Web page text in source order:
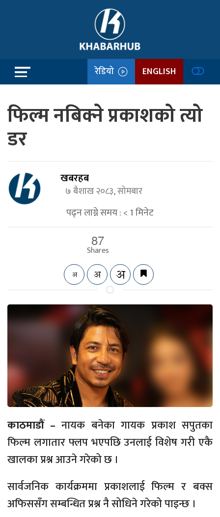
रेडियो ENGLISH
फिल्म नबिक्ने प्रकाशको त्यो
डर
खबरहब
७ बैशाख २०८३, सोमबार
पढ्न लाग्ने समय :< 1मिनेट
87
Shares
काठमाडौं – नायक बनेका गायक प्रकाश सपुतका
फिल्म लगातार फ्लप भएपछि उनलाई विशेष गरी एकै
खालका प्रश्न आउने गरेको छ ।
सार्वजनिक कार्यक्रममा प्रकाशलाई फिल्म र बक्स
अफिससँग सम्बन्धित प्रश्न नै सोधिने गरेको पाइन्छ ।